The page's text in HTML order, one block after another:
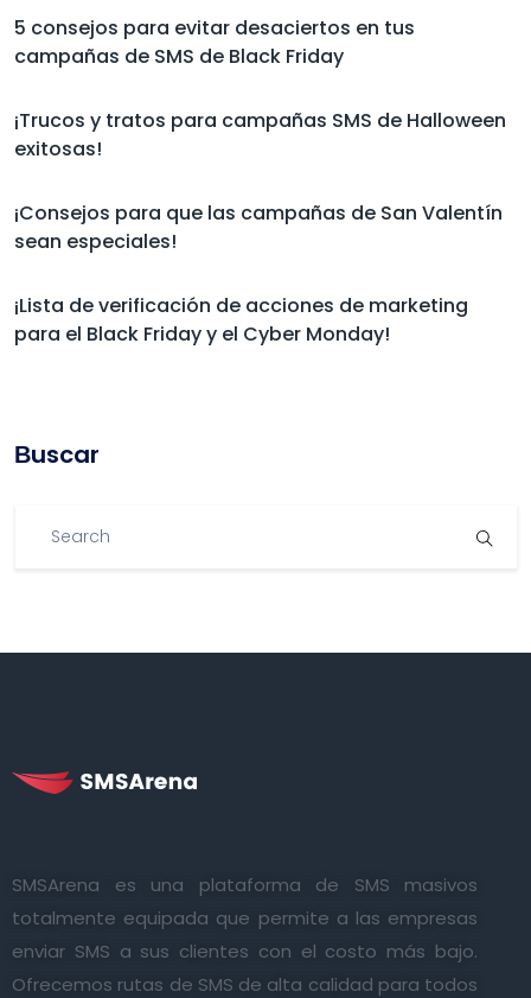
5 consejos para evitar desaciertos en tus
campañas de SMS de Black Friday
¡Trucos y tratos para campañas SMS de Halloween
exitosas!
¡Consejos para que las campañas de San Valentín
sean especiales!
¡Lista de verificación de acciones de marketing
para el Black Friday y el Cyber Monday!
Βuscar
SMSArena es una plataforma de SMS masivos
totalmente equipada que permite a las empresas
enviar SMS a sus clientes con el costo más bajo.
Ofrecemos rutas de SMS de alta calidad para todos